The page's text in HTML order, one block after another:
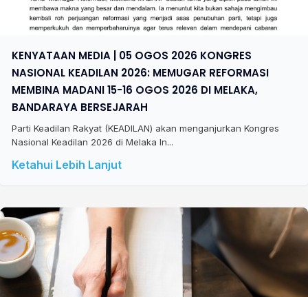
KENYATAAN MEDIA | 05 OGOS 2026 KONGRES
NASIONAL KEADILAN 2026: MEMUGAR REFORMASI
MEMBINA MADANI 15-16 OGOS 2026 DI MELAKA,
BANDARAYA BERSEJARAH
Parti Keadilan Rakyat (KEADILAN) akan menganjurkan Kongres
Nasional Keadilan 2026 di Melaka In...
Ketahui Lebih Lanjut